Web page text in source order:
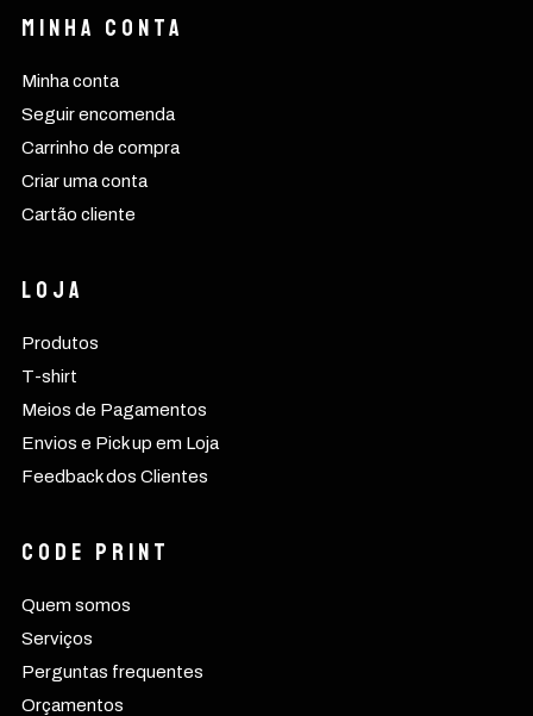
Minha conta
Minha conta
Seguir encomenda
Carrinho de compra
Criar uma conta
Cartão cliente
Loja
Produtos
T-shirt
Meios de Pagamentos
Envios e Pick up em Loja
Feedback dos Clientes
CODE PRINT
Quem somos
Serviços
Perguntas frequentes
Orçamentos